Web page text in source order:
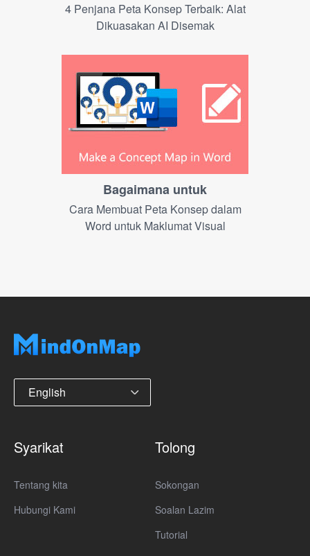
4 Penjana Peta Konsep Terbaik: Alat
Dikuasakan AI Disemak
Bagaimana untuk
Cara Membuat Peta Konsep dalam
Word untuk Maklumat Visual
English
Syarikat
Tentang kita
Hubungi Kami
Tolong
Sokongan
Soalan Lazim
Tutorial